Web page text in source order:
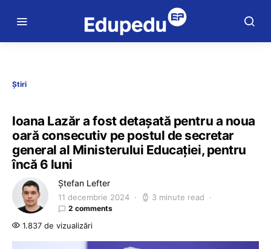
Știri
Ioana Lazăr a fost detașată pentru a noua
oară consecutiv pe postul de secretar
general al Ministerului Educației, pentru
încă 6 luni
Ștefan Lefter
11 decembrie 2024 3 minute read
2 comments
1.837 de vizualizări